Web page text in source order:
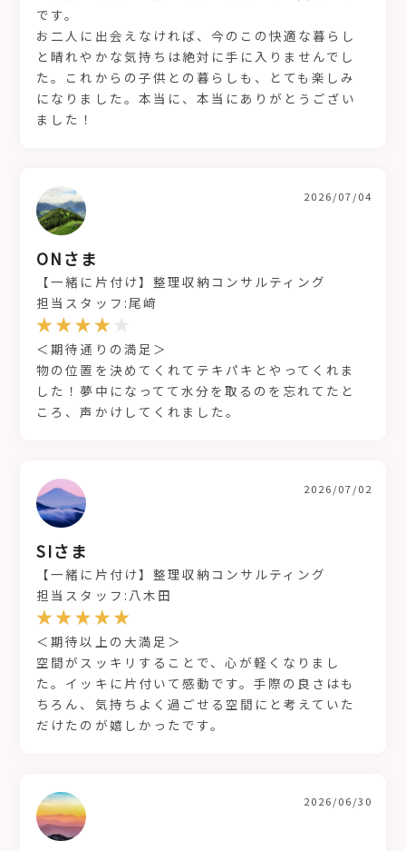
です。
お二人に出会えなければ、今のこの快適な暮らし
と晴れやかな気持ちは絶対に手に入りませんでし
た。これからの子供との暮らしも、とても楽しみ
になりました。本当に、本当にありがとうござい
ました！
ONさま
2026/07/04
【一緒に片付け】整理収納コンサルティング
担当スタッフ:尾﨑
＜期待通りの満足＞
物の位置を決めてくれてテキパキとやってくれま
した！夢中になってて水分を取るのを忘れてたと
ころ、声かけしてくれました。
SIさま
2026/07/02
【一緒に片付け】整理収納コンサルティング
担当スタッフ:八木田
＜期待以上の大満足＞
空間がスッキリすることで、心が軽くなりまし
た。イッキに片付いて感動です。手際の良さはも
ちろん、気持ちよく過ごせる空間にと考えていた
だけたのが嬉しかったです。
2026/06/30